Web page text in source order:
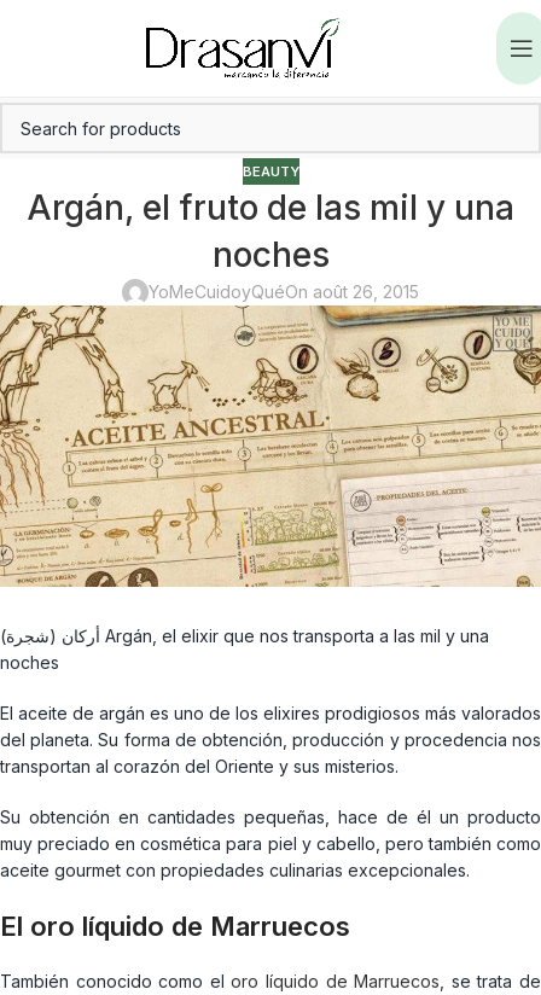
BEAUTY
Argán, el fruto de las mil y una
noches
YoMeCuidoyQuéOn août 26, 2015
(أركان (شجرة Argán, el elixir que nos transporta a las mil y una
noches
El aceite de argán es uno de los elixires prodigiosos más valorados
del planeta. Su forma de obtención, producción y procedencia nos
transportan al corazón del Oriente y sus misterios.
Su obtención en cantidades pequeñas, hace de él un producto
muy preciado en cosmética para piel y cabello, pero también como
aceite gourmet con propiedades culinarias excepcionales.
El oro líquido de Marruecos
También conocido como eloro líquido de Marruecos , se trata de